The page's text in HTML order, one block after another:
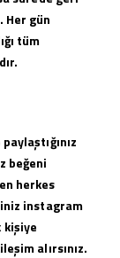
gün
tüm
beğeni
herkes
instagram
kişiye
alırsınız.